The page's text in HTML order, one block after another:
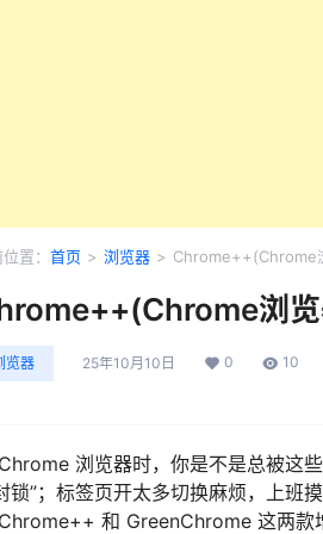
置： 首页 > 浏览器 > Chrome++(Chrome
浏
览器 25年10月10日 0 10
浏览器时，你是不是总被这
锁”；标签页开太多切换麻烦，上班
和 GreenChrome 这两款